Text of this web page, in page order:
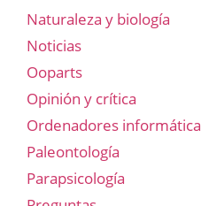
Naturaleza y biología
Noticias
Ooparts
Opinión y crítica
Ordenadores informática
Paleontología
Parapsicología